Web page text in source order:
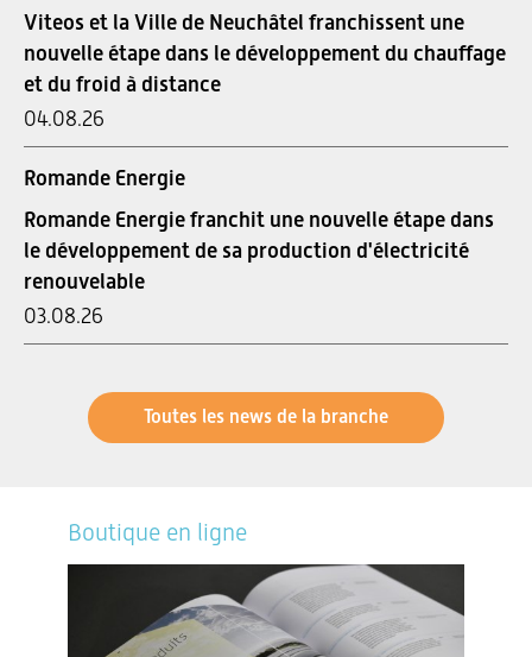
Viteos et la Ville de Neuchâtel franchissent une
nouvelle étape dans le développement du chauffage
et du froid à distance
04.08.26
Romande Energie
Romande Energie franchit une nouvelle étape dans
le développement de sa production d'électricité
renouvelable
03.08.26
Toutes les news de la branche
Boutique en ligne